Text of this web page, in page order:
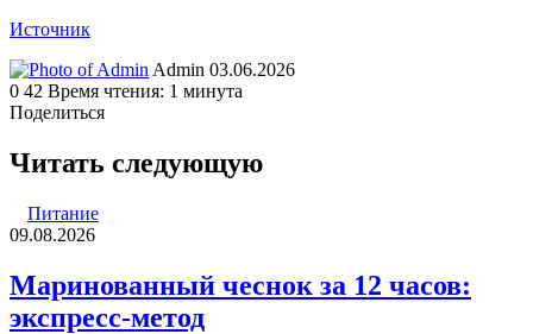
Источник
Admin Send
an
03.06.2026
0 42 Время чтения: 1 минута
Поделиться
через
электронную
Читать следующую
Питание
09.08.2026
Маринованный чеснок за 12 часов:
экспресс-метод